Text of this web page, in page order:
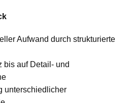
Aufwand durch strukturierte
bis auf Detail- und
unterschiedlicher